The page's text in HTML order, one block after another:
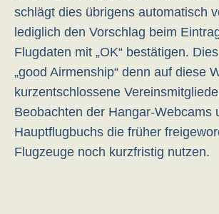
schlägt dies übrigens automatisch
lediglich den Vorschlag beim
Flugdaten mit „OK“ bestätigen.
„good Airmenship“ denn auf diese
kurzentschlossene
Beobachten der Hangar-Webcams
Hauptflugbuchs die früher
Flugzeuge noch kurzfristig nutzen.